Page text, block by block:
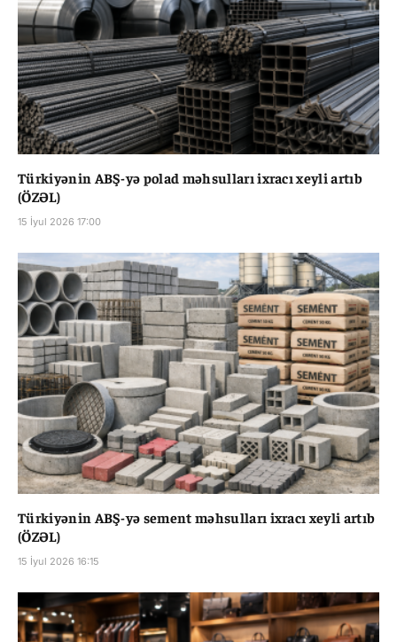
Türkiyənin ABŞ-yə polad məhsulları ixracı xeyli artıb
(ÖZƏL)
15 İyul 2026 17:00
Türkiyənin ABŞ-yə sement məhsulları ixracı xeyli artıb
(ÖZƏL)
15 İyul 2026 16:15